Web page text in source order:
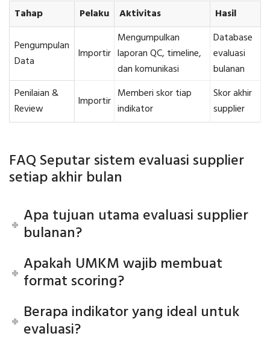
Tahap Pelaku Aktivitas Hasil
Pengumpulan
Data
Importir
Mengumpulkan
laporan QC, timeline,
dan komunikasi
Database
evaluasi
bulanan
Penilaian &
Review
Importir Memberi skor tiap
indikator
Skor akhir
supplier
FAQ Seputar sistem evaluasi supplier
setiap akhir bulan
Apa tujuan utama evaluasi supplier
bulanan?
Apakah UMKM wajib membuat
format scoring?
Berapa indikator yang ideal untuk
evaluasi?